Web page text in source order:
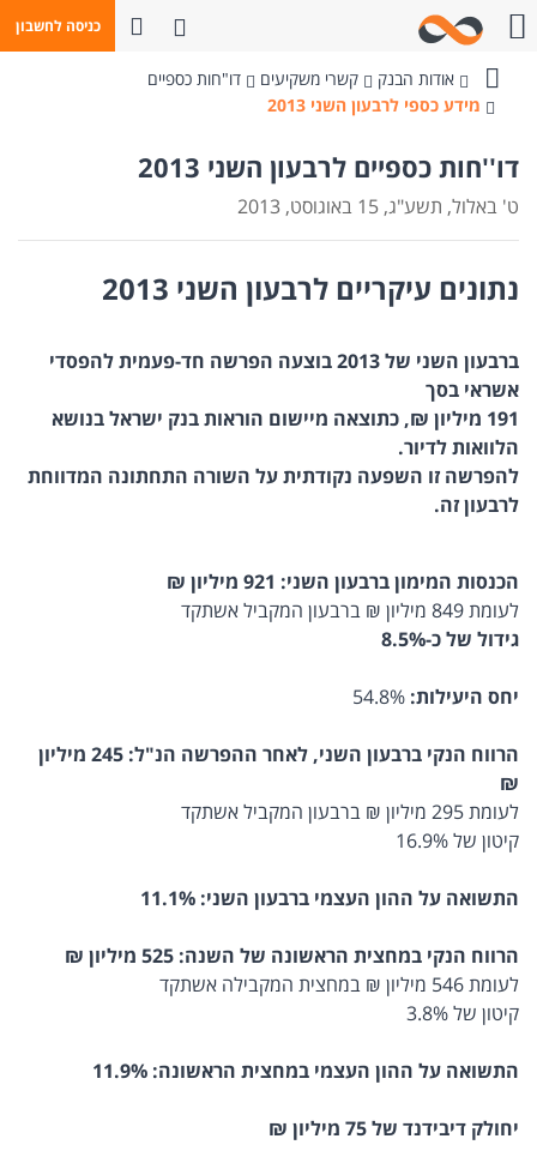
כניסה לחשבון
פתח חיפושחייגו אלינו
בנק
אודות הבנק קשרי משקיעים
דו"חות כספיים
מידע כספי לרבעון השני 2013
דו''חות כספיים לרבעון השני 2013
ט' באלול, תשע"ג, 15 באוגוסט, 2013
נתונים עיקריים לרבעון השני 2013
ברבעון השני של 2013 בוצעה הפרשה חד-פעמיתלהפסדי
אשראי בסך
191 מיליון ₪, כתוצאה מיישום הוראות בנק ישראל בנושא
הלוואות לדיור.
להפרשה זו השפעה נקודתית על השורה התחתונה המדווחת
לרבעון זה.
הכנסות המימון ברבעון השני: 921 מיליון ₪
לעומת 849 מיליון ₪ ברבעון המקביל אשתקד
גידול של כ-8.5%
יחס היעילות:
הרווח הנקי ברבעון השני, לאחר ההפרשה הנ"ל: 245 מיליון
₪
לעומת 295 מיליון ₪ ברבעון המקביל אשתקד
קיטון של 16.9%
התשואה על ההון העצמי ברבעון השני: 11.1%
הרווח הנקי במחצית הראשונה של השנה: 525 מיליון ₪
לעומת 546 מיליון ₪ במחצית המקבילה אשתקד
קיטון של 3.8%
התשואה על ההון העצמי במחצית הראשונה: 11.9%
יחולק דיבידנד של 75 מיליון ₪